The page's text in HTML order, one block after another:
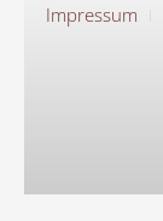
Impressum